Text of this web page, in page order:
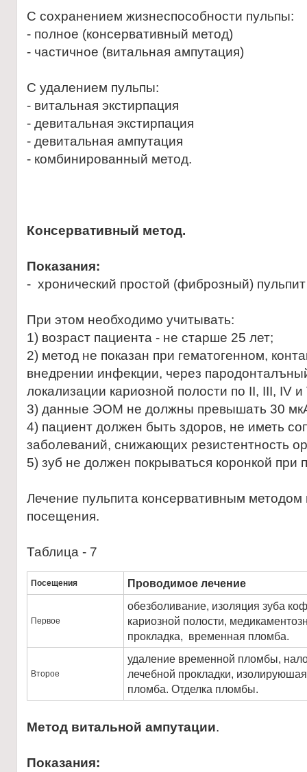
С сохранением жизнеспособности пульпы:
- полное (консервативный метод)
- частичное (витальная ампутация)
С удалением пульпы:
- витальная экстирпация
- девитальная экстирпация
- девитальная ампутация
- комбинированный метод.
Консервативный метод.
Показания:
- хронический простой (фиброзный) пульпит
При этом необходимо учитывать:
1) возраст пациента - не старше 25 лет;
2) метод не показан при гематогенном,
внедрении инфекции, через
локализации кариозной полости по II, III, IV и
3) данные ЭОМ не должны превышать 30
4) пациент должен быть здоров, не иметь
заболеваний, снижающих резистентность
5) зуб не должен покрываться коронкой при
Лечение пульпита консервативным методом
посещения.
Таблица - 7
Посещения Проводимое лечение
Первое
обезболивание, изоляция зуба
кариозной полости,
прокладка, временная пломба.
Второе
удаление временной пломбы,
лечебной прокладки,
пломба. Отделка пломбы.
Метод витальной ампутации.
Показания: